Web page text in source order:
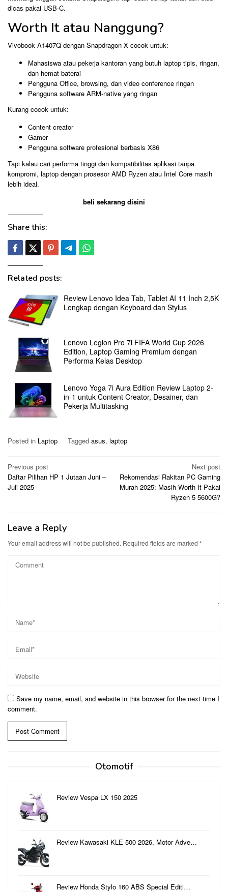
dicas pakai USB-C.
Worth It atau Nanggung?
Vivobook A1407Q dengan Snapdragon X cocok untuk:
Mahasiswa atau pekerja kantoran yang butuh laptop tipis, ringan,
dan hemat baterai
Pengguna Office, browsing, dan video conference ringan
Pengguna software ARM-native yang ringan
Kurang cocok untuk:
Content creator
Gamer
Pengguna software profesional berbasis X86
Tapi kalau cari performa tinggi dan kompatibilitas aplikasi tanpa
kompromi, laptop dengan prosesor AMD Ryzen atau Intel Core masih
lebih ideal.
beli sekarang disini
Share this:
Related posts:
Review Lenovo Idea Tab, Tablet AI 11 Inch 2,5K
Lengkap dengan Keyboard dan Stylus
Lenovo Legion Pro 7i FIFA World Cup 2026
Edition, Laptop Gaming Premium dengan
Performa Kelas Desktop
Lenovo Yoga 7i Aura Edition Review Laptop 2-
in-1 untuk Content Creator, Desainer, dan
Pekerja Multitasking
Posted in Laptop Tagged asus, laptop
Post
navigation
Previous post
Daftar Pilihan HP 1 Jutaan Juni –
Juli 2025
Next post
Rekomendasi Rakitan PC Gaming
Murah 2025: Masih Worth It Pakai
Ryzen 5 5600G?
Leave a Reply
Your email address will not be published. Required fields are marked *
Save my name, email, and website in this browser for the next time I
comment.
Otomotif
Review Vespa LX 150 2025
Review Kawasaki KLE 500 2026, Motor Adve…
Review Honda Stylo 160 ABS Special Editi…